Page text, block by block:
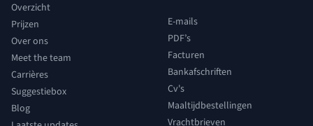
Overzicht
Prijzen
Over ons
Meet the team
Carrières
Suggestiebox
Blog
E-mails
PDF’s
Facturen
Bankafschriften
Cv's
Maaltijdbestellingen
Vrachtbrieven